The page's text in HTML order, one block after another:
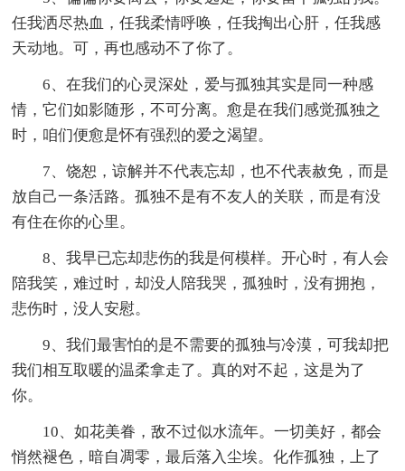
任我洒尽热血，任我柔情呼唤，任我掏出心肝，任我感
天动地。可，再也感动不了你了。
6、在我们的心灵深处，爱与孤独其实是同一种感
情，它们如影随形，不可分离。愈是在我们感觉孤独之
时，咱们便愈是怀有强烈的爱之渴望。
7、饶恕，谅解并不代表忘却，也不代表赦免，而是
放自己一条活路。孤独不是有不友人的关联，而是有没
有住在你的心里。
8、我早已忘却悲伤的我是何模样。开心时，有人会
陪我笑，难过时，却没人陪我哭，孤独时，没有拥抱，
悲伤时，没人安慰。
9、我们最害怕的是不需要的孤独与冷漠，可我却把
我们相互取暖的温柔拿走了。真的对不起，这是为了
你。
10、如花美眷，敌不过似水流年。一切美好，都会
悄然褪色，暗自凋零，最后落入尘埃。化作孤独，上了